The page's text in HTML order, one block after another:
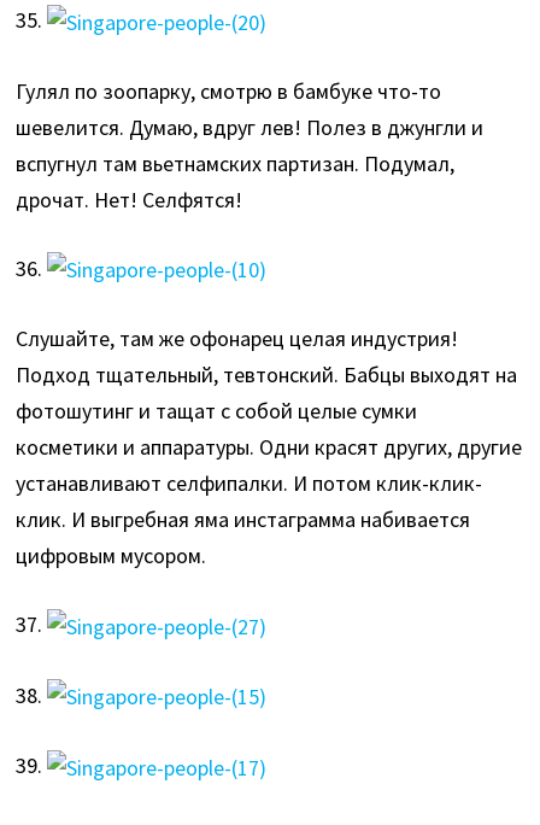
35.
Гулял по зоопарку, смотрю в бамбуке что-то
шевелится. Думаю, вдруг лев! Полез в джунгли и
вспугнул там вьетнамских партизан. Подумал,
дрочат. Нет! Селфятся!
36.
Слушайте, там же офонарец целая индустрия!
Подход тщательный, тевтонский. Бабцы выходят на
фотошутинг и тащат с собой целые сумки
косметики и аппаратуры. Одни красят других, другие
устанавливают селфипалки. И потом клик-клик-
клик. И выгребная яма инстаграмма набивается
цифровым мусором.
37.
38.
39.